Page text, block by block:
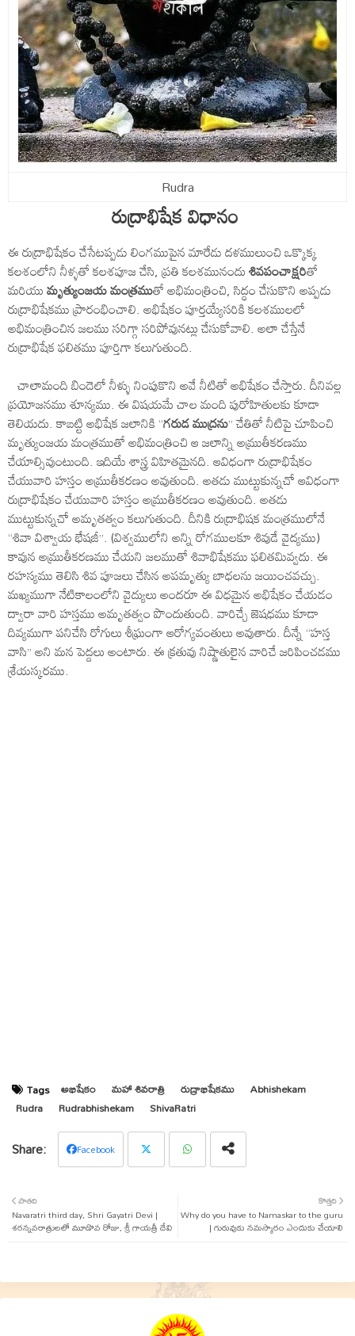
Rudra
రుద్రాభిషేక విధానం
ఈ రుద్రాభిషేకం చేసేటప్పడు లింగముపైన మారేడు దళములుంచి ఒక్కొక్క
కలశంలోని నీళ్ళతో కలశపూజ చేసి, ప్రతి కలశమునందుశివపంచాక్షరితో
మరియుమృత్యుంజయ మంత్రముతో అభిమంత్రించి, సిద్ధం చేసుకొని అప్పడు
రుద్రాభిషేకము ప్రారంభించాలి. అభిషేకం పూర్తయ్యేసరికి కలశములలో
అభిమంత్రించిన జలము సరిగ్గా సరిపోవునట్లు చేసుకోవాలి. అలా చేస్తేనే
రుద్రాభిషేక ఫలితము పూర్తిగా కలుగుతుంది.
చాలామంది బిందెలో నీళ్ళు నింపుకొని అవే నీటితో అభిషేకం చేస్తారు. దీనివల్ల
ప్రయోజనము శూన్యము. ఈ విషయమే చాల మంది పురోహితులకు కూడా
తెలియదు. కాబట్టి అభిషేక జలానికి “గరుడ ముద్రను” చేతితో నీటిపై చూపించి
మృత్యుంజయ మంత్రముతో అభిమంత్రించి ఆ జలాన్ని అమ్రుతీకరణము
చేయాల్సివుంటుంది. ఇదియే శాస్త్ర విహితమైనది. ఆవిధంగా రుద్రాభిషేకం
చేయువారి హస్తం అమ్రుతీకరణం అవుతుంది. అతడు ముట్టుకున్నచో ఆవిధంగా
రుద్రాభిషేకం చేయువారి హస్తం అమ్రుతీకరణం అవుతుంది. అతడు
ముట్టుకున్నచో అమృతత్వం కలుగుతుంది. దీనికి రుద్రాభిషక మంత్రములోనే
“శివా విశ్వాయ భేషజీ”. (విశ్వములోని అన్ని రోగములకూ శివుడే వైద్యము)
కావున అమ్రుతీకరణము చేయని జలముతో శివాభిషేకము ఫలితమివ్వదు. ఈ
రహస్యము తెలిసి శివ పూజలు చేసిన అపమృత్యు బాధలను జయించవచ్చు.
మఖ్యముగా నేటికాలంలోని వైద్యులు అందరూ ఈ విధమైన అభిషేకం చేయడం
ద్వారా వారి హస్తము అమృతత్వం పొందుతుంది. వారిచ్చే జెషధము కూడా
దివ్యముగా పనిచేసి రోగులు శీఘ్రంగా ఆరోగ్యవంతులు అవుతారు. దీన్నే “హస్త
వాసి” అని మన పెద్దలు అంటారు. ఈ క్రతువు నిష్ణాతులైన వారిచే జరిపించడము
శ్రేయస్కరము.
Tags అభిషేకం మహా శివరాత్రి రుద్రాభిషేకము
Abhishekam
Rudra
Rudrabhishekam ShivaRatri
Facebook
ter
tsap
కొత్తది
Why do you have to Namaskar to the guru
| గురువుకు నమస్కారం ఎందుకు చేయాలి
పాతది
Navaratri third day, Shri Gayatri Devi |
శరన్నవరాత్రులలో మూడొవ రోజు, శ్రీ గాయత్రీ దేవి